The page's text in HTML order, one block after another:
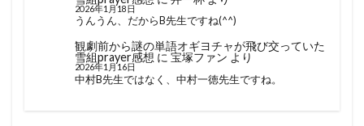
2026年1月18日
うんうん、だからB先生ですね(^^)
観劇前から謎の単語オギヨチャが飛び交っていた
雪組prayer感想 に 宝塚ファン より
2026年1月16日
中村B先生ではなく、中村一徳先生ですね。